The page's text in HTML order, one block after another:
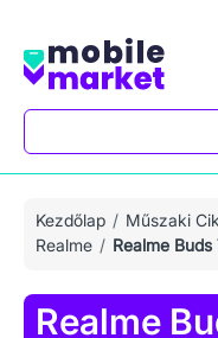
Kezdőlap Műszaki
Realme
Realme
Realme